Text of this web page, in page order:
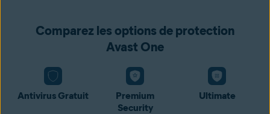
Comparez les options de protection
Avast One
Antivirus Gratuit
Premium
Security
Ultimate